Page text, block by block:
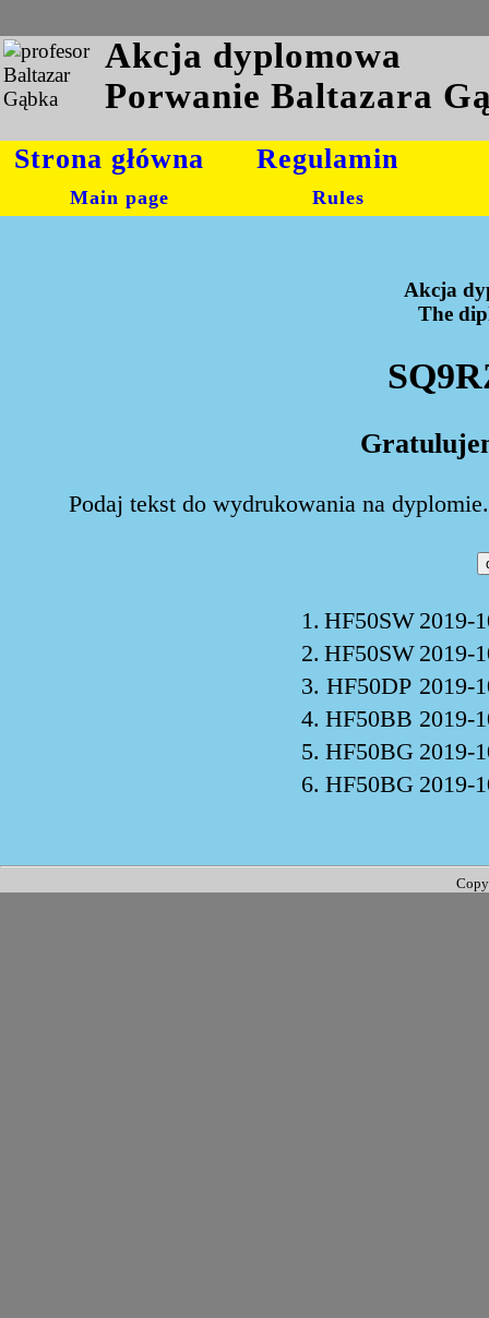
Akcja dyplomowa
Porwanie Baltazara
Strona główna
Main page
Regulamin
Rules
Akcja
The
Podaj tekst do wydrukowania na
1. HF50SW 2019-
2. HF50SW 2019-
3. HF50DP 2019-
4. HF50BB 2019-
5. HF50BG 2019-
6. HF50BG 2019-